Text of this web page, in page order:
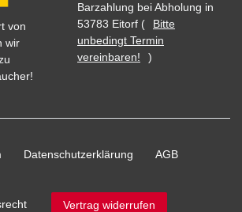
von
wir
Barzahlung bei Abholung in
53783 Eitorf (
Bitte
unbedingt Termin
vereinbaren!
)
Daten­schutz­erklärung AGB
Vertrag widerrufen